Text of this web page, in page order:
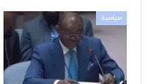
سياسية